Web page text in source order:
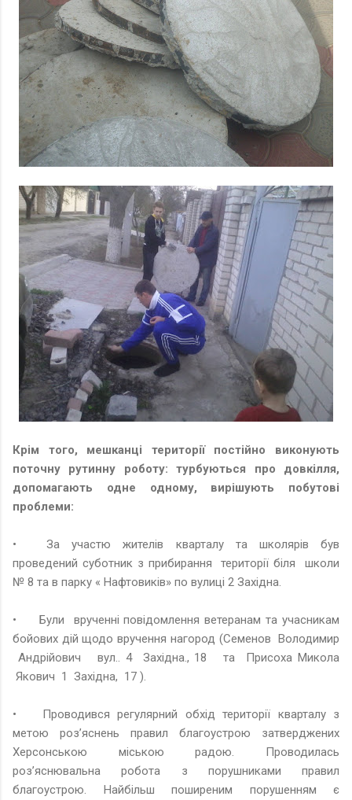
Крім того, мешканці території постійно виконують
поточну рутинну роботу: турбуються про довкілля,
допомагають одне одному, вирішують побутові
проблеми:
•
За участю жителів кварталу та школярів був
проведений суботник з прибирання території біля школи
№ 8 та в парку « Нафтовиків» по вулиці 2 Західна.
•
Були врученні повідомлення ветеранам та учасникам
бойових дій щодо вручення нагород (Семенов Володимир
Андрійович вул.. 4 Західна., 18 та Присоха Микола
Якович 1 Західна, 17 ).
•
Проводився регулярний обхід території кварталу з
метою роз’яснень правил благоустрою затверджених
Херсонською міською радою. Проводилась
роз’яснювальна робота з порушниками правил
благоустрою. Найбільш поширеним порушенням є